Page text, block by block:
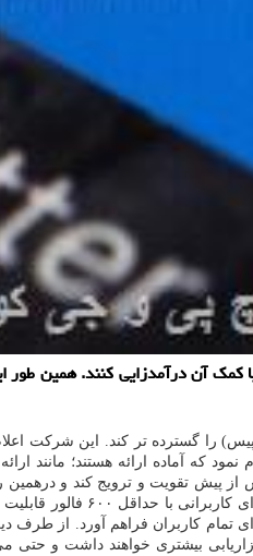
که آماده ارائه هستند؛ مانند
از پیش تقویت و ترویج کند و
کمک حباب بنفشی است که دور تصویر
تمام کاربران فراهم آورد. از
بیشتری خواهند داشت و حتی